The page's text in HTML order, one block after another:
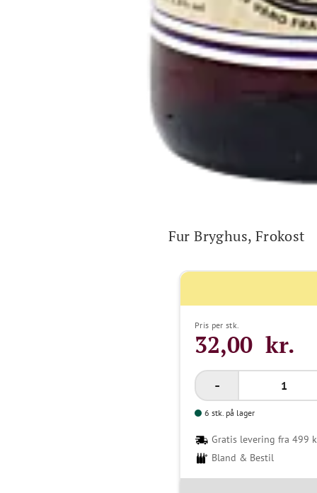
Fur Bryghus, Frokost
Pris per stk.
32,00 kr.
Gratis levering fra 499
Bland & Bestil
6 stk. på lager